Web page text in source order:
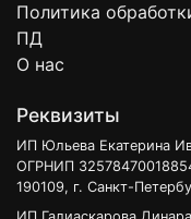
Политика
ПД
О нас
Реквизиты
ИП Юльева Екатерина
ОГРНИП
190109, г. Санкт-